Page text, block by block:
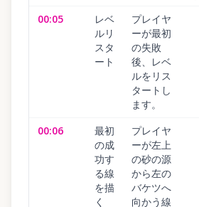
00:05
レベ
ルリ
スタ
ート
プレイヤ
ーが最初
の失敗
後、レベ
ルをリス
タートし
ます。
00:06
最初
の成
功す
る線
を描
く
プレイヤ
ーが左上
の砂の源
から左の
バケツへ
向かう線